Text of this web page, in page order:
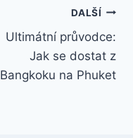
DALŠÍ
Ultimátní průvodce:
Jak se dostat z
Bangkoku na Phuket